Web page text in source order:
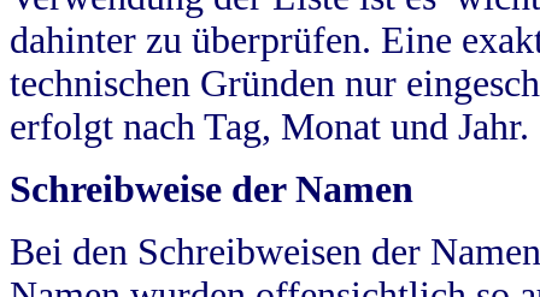
dahinter zu überprüfen. Eine
technischen Gründen nur
erfolgt nach Tag, Monat und Jahr.
Schreibweise der Namen
Bei den Schreibweisen der